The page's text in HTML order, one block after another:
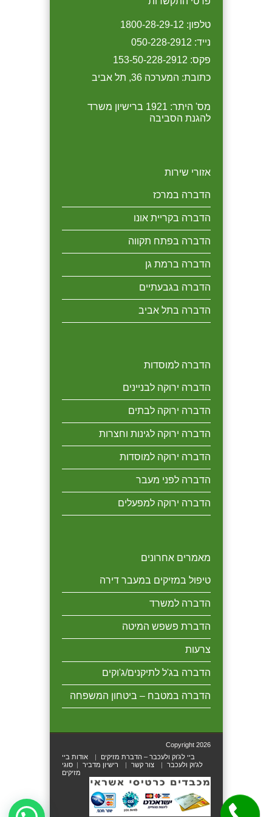
כל המזמין הדברה לבניין
אחוז בהדברת בתי הדיירים.
מבצע למסעדות כל המזמין
טיפול בחברתנו על בסיס חודשי
טלפון: 1800-28-29-12
נייד: 050-228-2912
פקס: 153-50-228-2912
כתובת: המערכה 36, תל אביב
מס' היתר: 1921 ברישיון משרד
להגנת הסביבה
אזורי שירות
הדברה במרכז
הדברה בקריית אונו
הדברה בפתח תקווה
הדברה ברמת גן
הדברה בגבעתיים
הדברה בתל אביב
הדברה למוסדות
הדברה ירוקה לבניינים
הדברה ירוקה לבתים
הדברה ירוקה לגינות וחצרות
הדברה ירוקה למוסדות
הדברה לפני מעבר
הדברה ירוקה למפעלים
מאמרים אחרונים
טיפול במזיקים במעבר דירה
הדברה למשרד
הדברת פשפש המיטה
צרעות
הדברה בג'ל לתיקנים/ג'וקים
הדברה במטבח – ביטחון המשפחה
Copyright 2026
ביי לג'וק ולעכבר – הדברת מזיקים
אודות ביי
לג'וק ולעכבר
צור קשר רישיון מדביר
סוגי
מזיקים